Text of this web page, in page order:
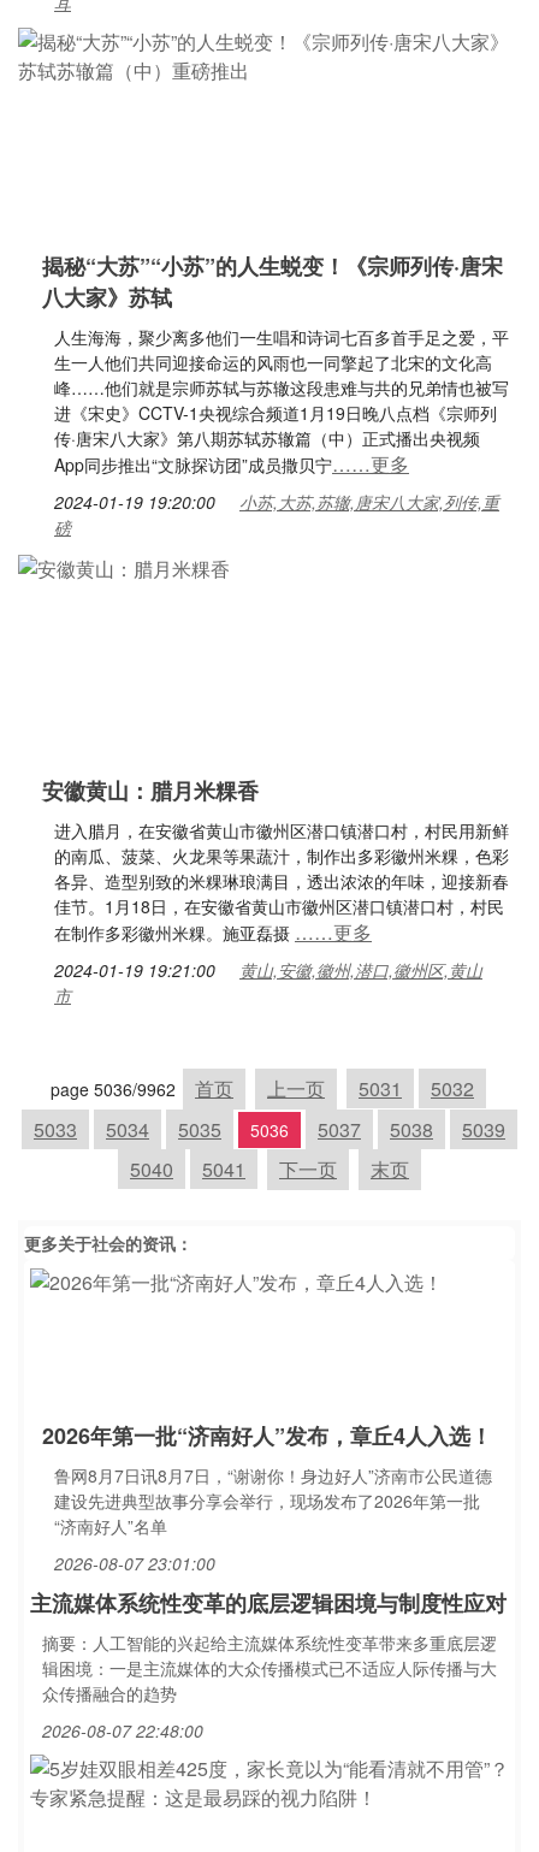
揭秘“大苏”“小苏”的人生蜕变！《宗师列传·唐宋
八大家》苏轼
人生海海，聚少离多他们一生唱和诗词七百多首手足之爱，平
生一人他们共同迎接命运的风雨也一同擎起了北宋的文化高
峰……他们就是宗师苏轼与苏辙这段患难与共的兄弟情也被写
进《宋史》CCTV-1央视综合频道1月19日晚八点档《宗师列
传·唐宋八大家》第八期苏轼苏辙篇（中）正式播出央视频
App同步推出“文脉探访团”成员撒贝宁……更多
2024-01-19 19:20:00
小苏,大苏,苏辙,唐宋八大家,列传,重
磅
安徽黄山：腊月米粿香
进入腊月，在安徽省黄山市徽州区潜口镇潜口村，村民用新鲜
的南瓜、菠菜、火龙果等果蔬汁，制作出多彩徽州米粿，色彩
各异、造型别致的米粿琳琅满目，透出浓浓的年味，迎接新春
佳节。1月18日，在安徽省黄山市徽州区潜口镇潜口村，村民
在制作多彩徽州米粿。施亚磊摄 ……更多
2024-01-19 19:21:00
黄山,安徽,徽州,潜口,徽州区,黄山
市
page 5036/9962 首页 上一页 5031
5032
5033
5034 5035 5036 5037 5038
5039
5040
5041 下一页 末页
更多关于社会的资讯：
2026年第一批“济南好人”发布，章丘4人入选！
鲁网8月7日讯8月7日，“谢谢你！身边好人”济南市公民道德
建设先进典型故事分享会举行，现场发布了2026年第一批
“济南好人”名单
2026-08-07 23:01:00
主流媒体系统性变革的底层逻辑困境与制度性应对
摘要：人工智能的兴起给主流媒体系统性变革带来多重底层逻
辑困境：一是主流媒体的大众传播模式已不适应人际传播与大
众传播融合的趋势
2026-08-07 22:48:00